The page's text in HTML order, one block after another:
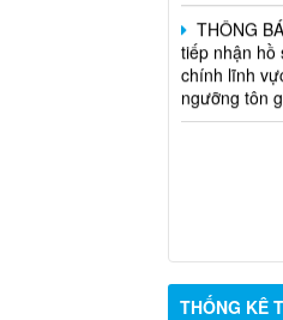
THÔNG
tiếp nhận hồ
chính lĩnh
ngưỡng tôn
THỐNG KÊ